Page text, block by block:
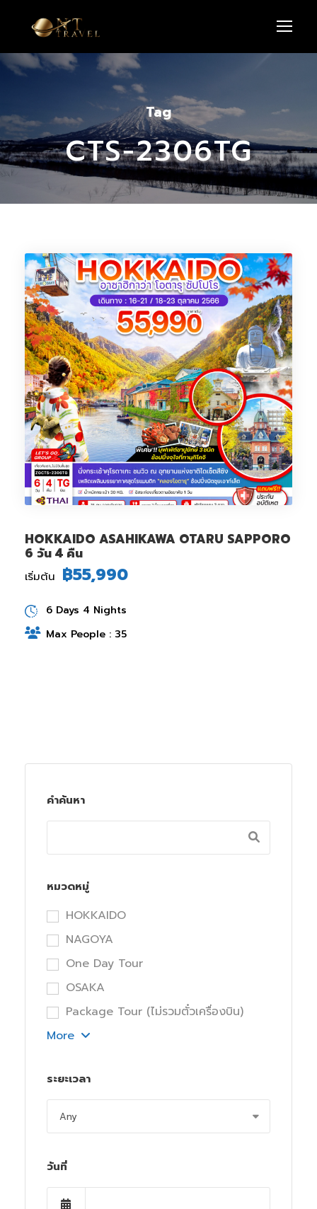
Tag
CTS-2306TG
HOKKAIDO ASAHIKAWA OTARU SAPPORO
6 วัน 4 คืน
เริ่มต้น ฿55,990
6 Days 4 Nights
Max People : 35
คำค้นหา
หมวดหมู่
HOKKAIDO
NAGOYA
One Day Tour
OSAKA
Package Tour (ไม่รวมตั๋วเครื่องบิน)
More
ระยะเวลา
วันที่